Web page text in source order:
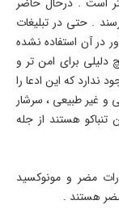
. حتی در تبلیغات
در آن استفاده نشده
تنها هیچ دلیلی برای امن تر و
ندارد که این ادعا را
و غیر طبیعی ، سرشار
هستند از جله
مضر و مونوکسید
هستند .